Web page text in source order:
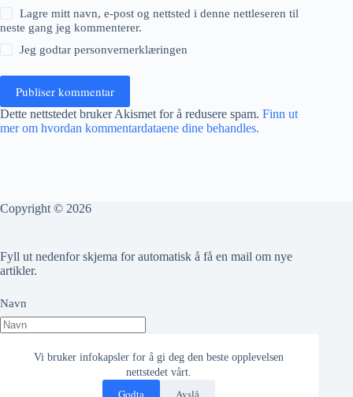
Vi bruker infokapsler for å gi deg den beste opplevelsen
nettstedet vårt.
Godta Avslå
Lagre mitt navn, e-post og nettsted i denne nettleseren til
neste gang jeg kommenterer.
Jeg godtarpersonvernerklæringen
Publiser kommentar
Dette nettstedet bruker Akismet for å redusere spam. Finn ut
mer om hvordan kommentardataene dine behandles.
Copyright © 2026
Fyll ut nedenfor skjema for automatisk å få en mail om nye
artikler.
Navn